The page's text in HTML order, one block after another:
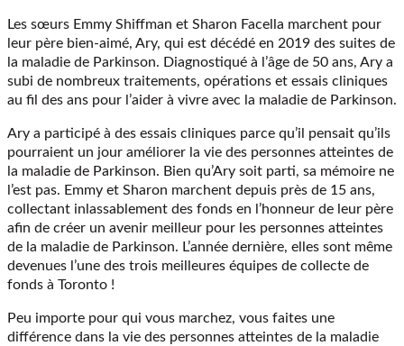
Les sœurs Emmy Shiffman et Sharon Facella marchent pour
leur père bien-aimé, Ary, qui est décédé en 2019 des suites de
la maladie de Parkinson. Diagnostiqué à l’âge de 50 ans, Ary a
subi de nombreux traitements, opérations et essais cliniques
au fil des ans pour l’aider à vivre avec la maladie de Parkinson.
Ary a participé à des essais cliniques parce qu’il pensait qu’ils
pourraient un jour améliorer la vie des personnes atteintes de
la maladie de Parkinson. Bien qu’Ary soit parti, sa mémoire ne
l’est pas. Emmy et Sharon marchent depuis près de 15 ans,
collectant inlassablement des fonds en l’honneur de leur père
afin de créer un avenir meilleur pour les personnes atteintes
de la maladie de Parkinson. L’année dernière, elles sont même
devenues l’une des trois meilleures équipes de collecte de
fonds à Toronto !
Peu importe pour qui vous marchez, vous faites une
différence dans la vie des personnes atteintes de la maladie